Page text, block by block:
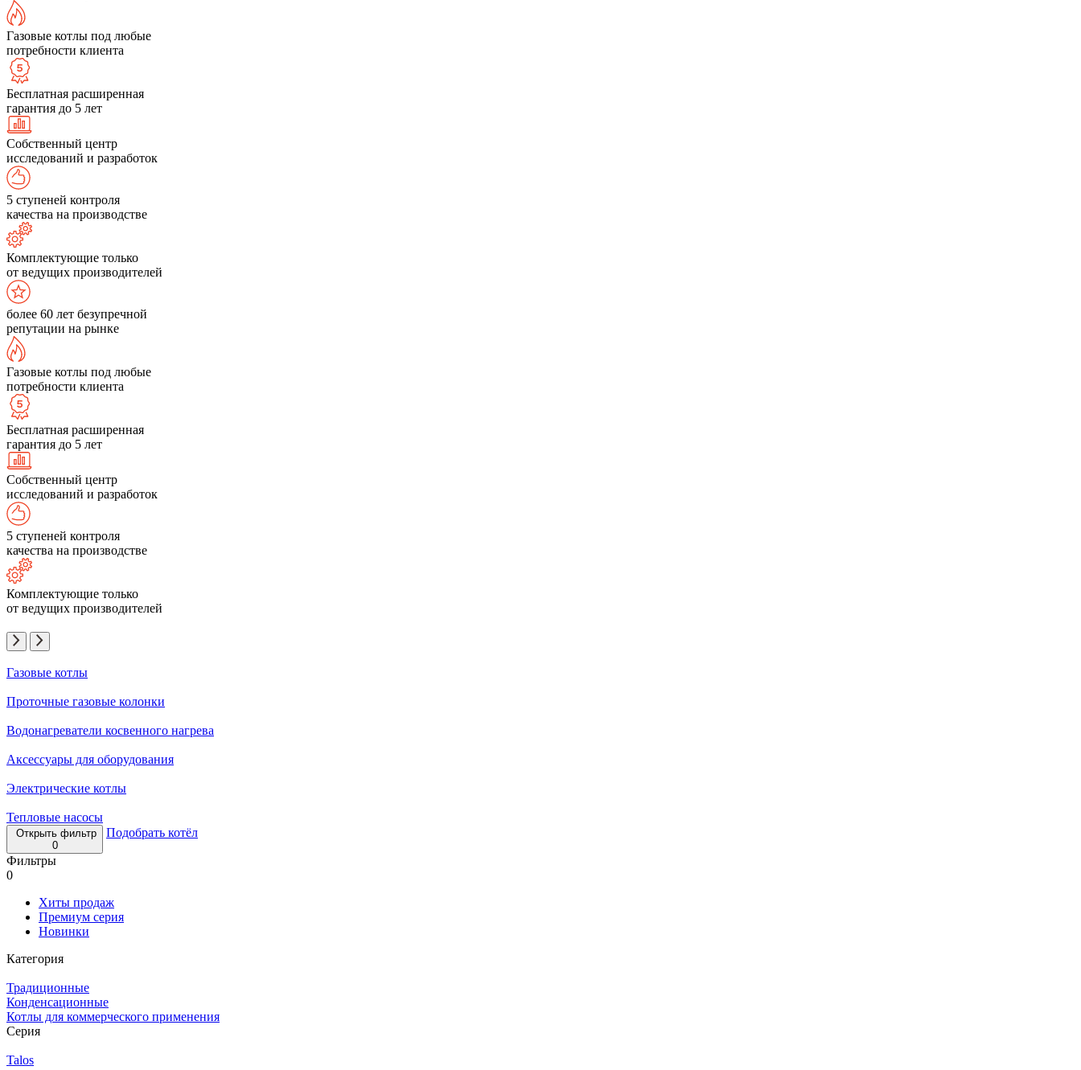
Газовые котлы под любые
потребности клиента
Бесплатная расширенная
гарантия до 5 лет
Собственный центр
исследований и разработок
5 ступеней контроля
качества на производстве
Комплектующие только
от ведущих производителей
более 60 лет безупречной
репутации на рынке
Газовые котлы под любые
потребности клиента
Бесплатная расширенная
гарантия до 5 лет
Собственный центр
исследований и разработок
5 ступеней контроля
качества на производстве
Комплектующие только
от ведущих производителей
Газовые котлы
Проточные газовые колонки
Водонагреватели косвенного нагрева
Аксессуары для оборудования
Электрические котлы
Тепловые насосы
Открыть фильтр
0
Подобрать котёл
Фильтры
0
Хиты продаж
Премиум серия
Новинки
Категория
Традиционные
Конденсационные
Котлы для коммерческого применения
Серия
Talos